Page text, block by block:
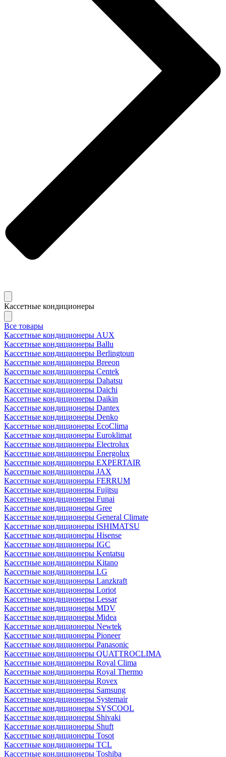
Кассетные кондиционеры
Все товары
Кассетные кондиционеры AUX
Кассетные кондиционеры Ballu
Кассетные кондиционеры Berlingtoun
Кассетные кондиционеры Breeon
Кассетные кондиционеры Centek
Кассетные кондиционеры Dahatsu
Кассетные кондиционеры Daichi
Кассетные кондиционеры Daikin
Кассетные кондиционеры Dantex
Кассетные кондиционеры Denko
Кассетные кондиционеры EcoClima
Кассетные кондиционеры Euroklimat
Кассетные кондиционеры Electrolux
Кассетные кондиционеры Energolux
Кассетные кондиционеры EXPERTAIR
Кассетные кондиционеры JAX
Кассетные кондиционеры FERRUM
Кассетные кондиционеры Fujitsu
Кассетные кондиционеры Funai
Кассетные кондиционеры Gree
Кассетные кондиционеры General Climate
Кассетные кондиционеры ISHIMATSU
Кассетные кондиционеры Hisense
Кассетные кондиционеры IGC
Кассетные кондиционеры Kentatsu
Кассетные кондиционеры Kitano
Кассетные кондиционеры LG
Кассетные кондиционеры Lanzkraft
Кассетные кондиционеры Loriot
Кассетные кондиционеры Lessar
Кассетные кондиционеры MDV
Кассетные кондиционеры Midea
Кассетные кондиционеры Newtek
Кассетные кондиционеры Pioneer
Кассетные кондиционеры Panasonic
Кассетные кондиционеры QUATTROCLIMA
Кассетные кондиционеры Royal Clima
Кассетные кондиционеры Royal Thermo
Кассетные кондиционеры Rovex
Кассетные кондиционеры Samsung
Кассетные кондиционеры Systemair
Кассетные кондиционеры SYSCOOL
Кассетные кондиционеры Shivaki
Кассетные кондиционеры Shuft
Кассетные кондиционеры Tosot
Кассетные кондиционеры TCL
Кассетные кондиционеры Toshiba